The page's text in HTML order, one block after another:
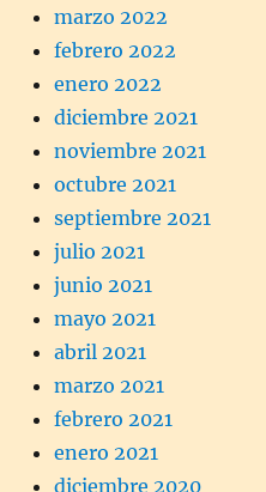
marzo 2022
febrero 2022
enero 2022
diciembre 2021
noviembre 2021
octubre 2021
septiembre 2021
julio 2021
junio 2021
mayo 2021
abril 2021
marzo 2021
febrero 2021
enero 2021
diciembre 2020